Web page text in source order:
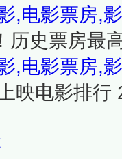
,电影票房,
历史票房最
,电影票房,
映电影排行